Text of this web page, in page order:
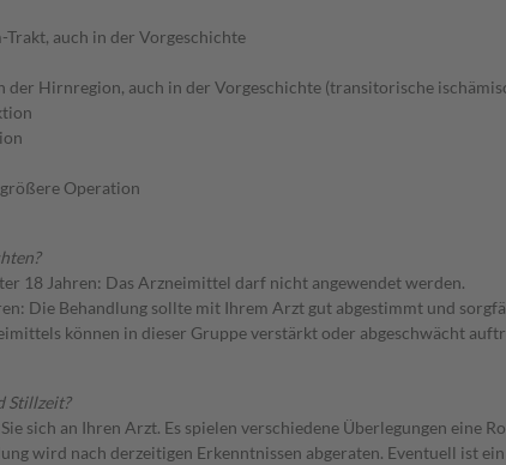
auch in der Vorgeschichte
Hirnregion, auch in der Vorgeschichte (transitorische
Operation
18 Jahren: Das Arzneimittel darf nicht angewendet werden.
Die Behandlung sollte mit Ihrem Arzt gut abgestimmt und
können in dieser Gruppe verstärkt oder abgeschwächt
Stillzeit?
sich an Ihren Arzt. Es spielen verschiedene Überlegungen eine
wird nach derzeitigen Erkenntnissen abgeraten. Eventuell ist